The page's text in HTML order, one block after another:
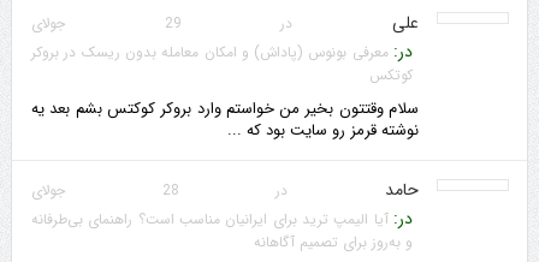
علی در 29 جولای
در:معرفی بونوس (پاداش) و امکان معامله بدون ریسک در بروکر
کوتکس
سلام وقتتون بخیر من خواستم وارد بروکر کوکتس بشم بعد یه
نوشته قرمز رو سایت بود که ...
حامد در 28 جولای
در:آیا الیمپ ترید برای ایرانیان مناسب است؟ راهنمای بی‌طرفانه
و به‌روز برای تصمیم آگاهانه